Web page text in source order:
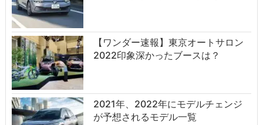
【ワンダー速報】東京オートサロン
2022印象深かったブースは？
2021年、2022年にモデルチェンジ
が予想されるモデル一覧